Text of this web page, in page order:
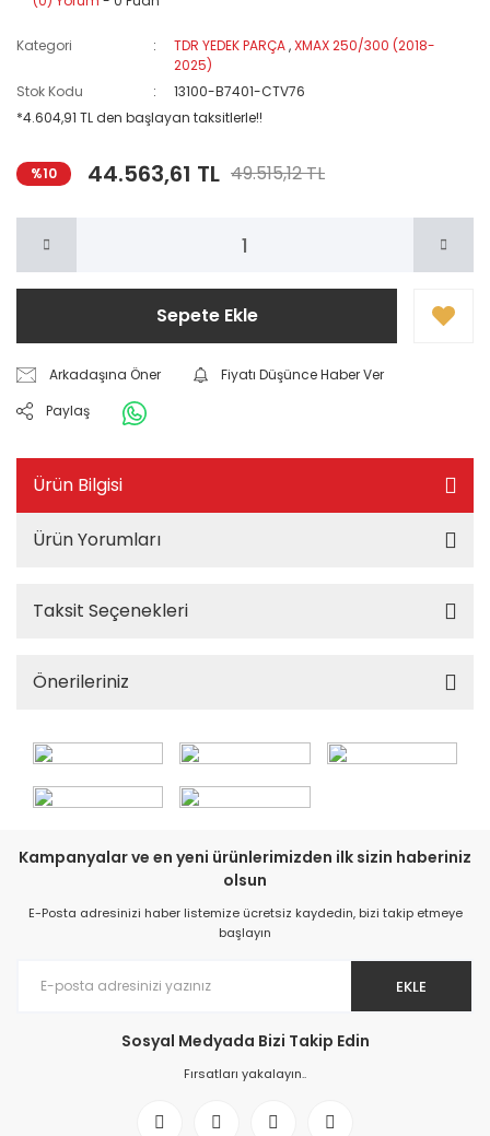
Kategori TDR YEDEK PARÇA,XMAX 250/300 (2018-
2025)
Stok Kodu
13100-B7401-CTV76
*4.604,91 TL den başlayan taksitlerle!!
%10 44.563,61 TL 49.515,12 TL
Sepete Ekle
Arkadaşına Öner
Fiyatı Düşünce Haber Ver
Paylaş
Ürün Bilgisi
Ürün Yorumları
Taksit Seçenekleri
Önerileriniz
Kampanyalar ve en yeni ürünlerimizden ilk sizin haberiniz
olsun
E-Posta adresinizi haber listemize ücretsiz kaydedin, bizi takip etmeye
başlayın
EKLE
Sosyal Medyada Bizi Takip Edin
Fırsatları yakalayın..